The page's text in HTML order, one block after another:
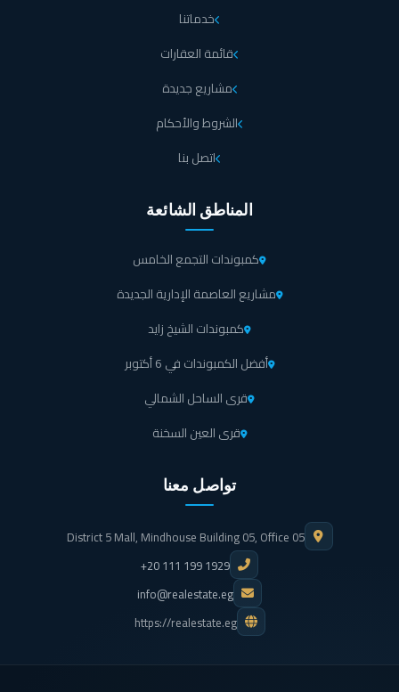
خدماتنا
قائمة العقارات
مشاريع جديدة
الشروط والأحكام
اتصل بنا
المناطق الشائعة
كمبوندات التجمع الخامس
مشاريع العاصمة الإدارية الجديدة
كمبوندات الشيخ زايد
أفضل الكمبوندات في 6 أكتوبر
قرى الساحل الشمالي
قرى العين السخنة
تواصل معنا
District 5 Mall, Mindhouse Building 05, Office 05
+20 111 199 1929
info@realestate.eg
https://realestate.eg